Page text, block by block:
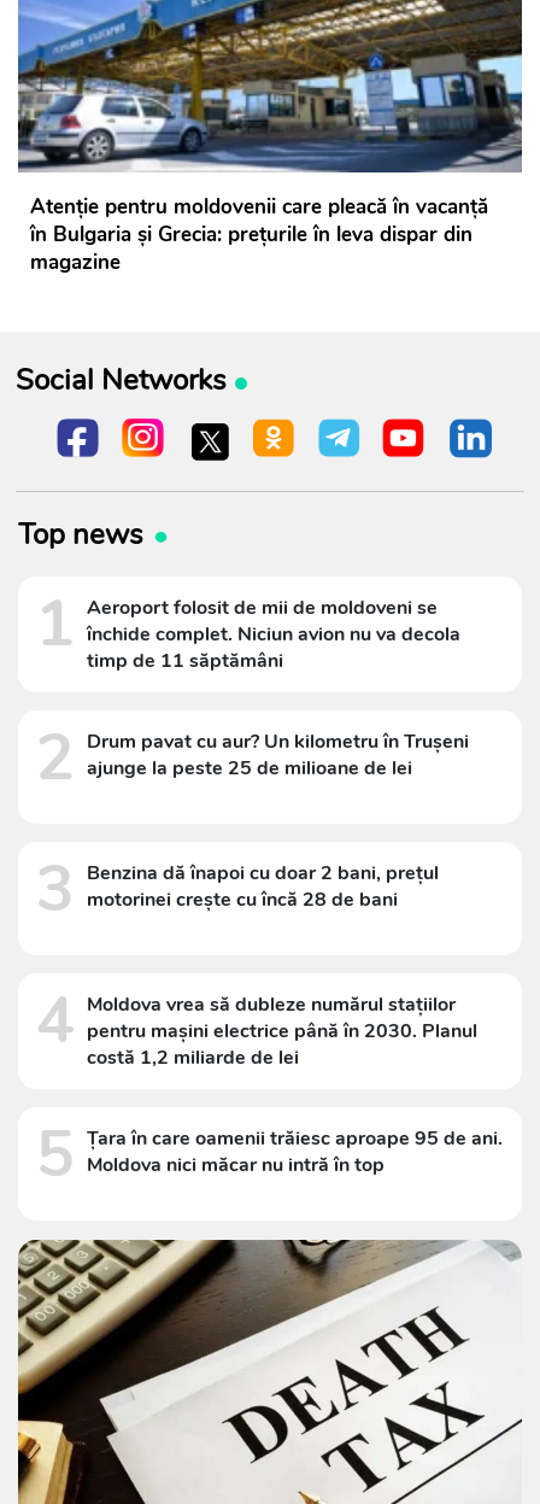
Atenție pentru moldovenii care pleacă în vacanță
în Bulgaria și Grecia: prețurile în leva dispar din
magazine
Social Networks
Top news
1 Aeroport folosit de mii de moldoveni se
închide complet. Niciun avion nu va decola
timp de 11 săptămâni
2
Drum pavat cu aur? Un kilometru în Trușeni
ajunge la peste 25 de milioane de lei
3
Benzina dă înapoi cu doar 2 bani, prețul
motorinei crește cu încă 28 de bani
4 Moldova vrea să dubleze numărul stațiilor
pentru mașini electrice până în 2030. Planul
costă 1,2 miliarde de lei
5 Țara în care oamenii trăiesc aproape 95 de ani.
Moldova nici măcar nu intră în top